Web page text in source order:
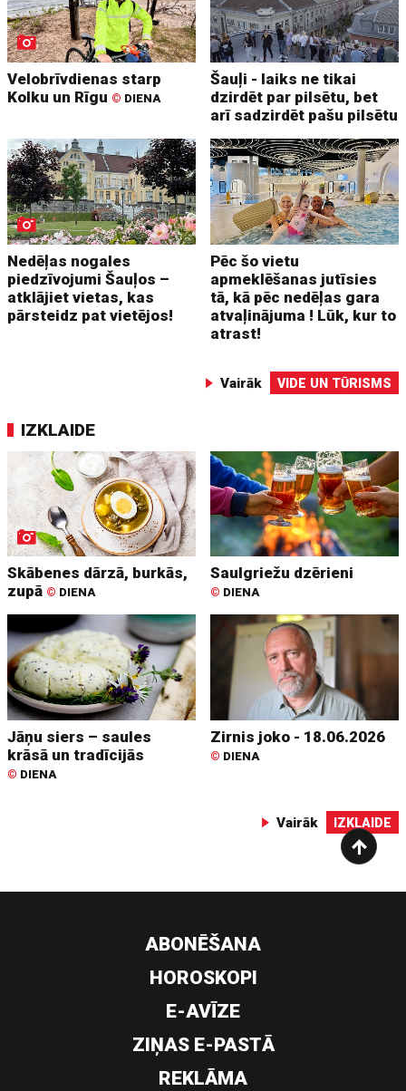
Velobrīvdienas starp
Kolku un Rīgu © DIENA
Šauļi - laiks ne tikai
dzirdēt par pilsētu, bet
arī sadzirdēt pašu pilsētu
Nedēļas nogales
piedzīvojumi Šauļos –
atklājiet vietas, kas
pārsteidz pat vietējos!
Pēc šo vietu
apmeklēšanas jutīsies
tā, kā pēc nedēļas gara
atvaļinājuma ! Lūk, kur to
atrast!
Vairāk VIDE UN TŪRISMS
IZKLAIDE
Skābenes dārzā, burkās,
zupā © DIENA
Saulgriežu dzērieni
© DIENA
Jāņu siers – saules
krāsā un tradīcijās
© DIENA
Zirnis joko - 18.06.2026
© DIENA
Vairāk IZKLAIDE
ABONĒŠANA
HOROSKOPI
E-AVĪZE
ZIŅAS E-PASTĀ
REKLĀMA